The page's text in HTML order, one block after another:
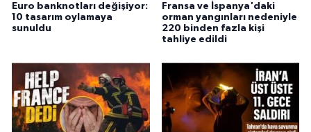
Euro banknotları değişiyor:
10 tasarım oylamaya
sunuldu
Fransa ve İspanya'daki
orman yangınları nedeniyle
220 binden fazla kişi
tahliye edildi